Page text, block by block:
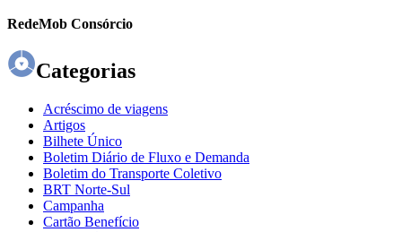
RedeMob Consórcio
Categorias
Acréscimo de viagens
Artigos
Bilhete Único
Boletim Diário de Fluxo e Demanda
Boletim do Transporte Coletivo
BRT Norte-Sul
Campanha
Cartão Benefício